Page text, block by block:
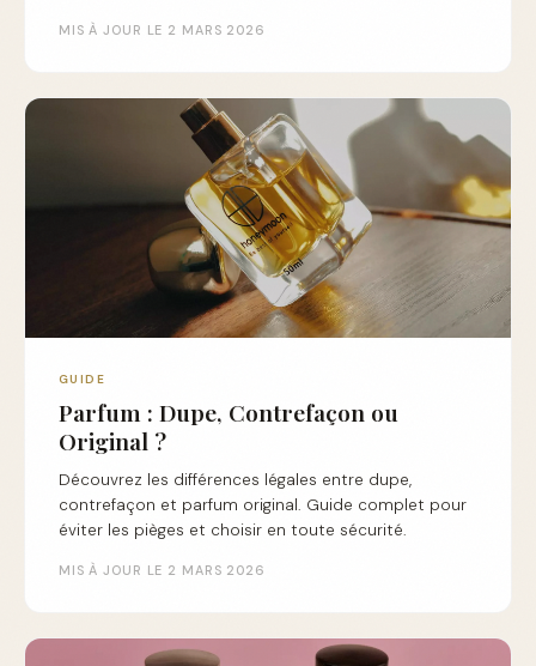
MIS À JOUR LE 2 MARS 2026
GUIDE
Parfum : Dupe, Contrefaçon ou
Original ?
Découvrez les différences légales entre dupe,
contrefaçon et parfum original. Guide complet pour
éviter les pièges et choisir en toute sécurité.
MIS À JOUR LE 2 MARS 2026